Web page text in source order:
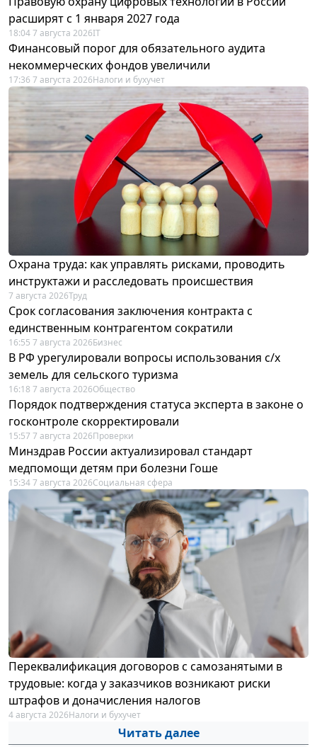
расширят с 1 января 2027 года
18:04 7 августа 2026IT
Финансовый порог для обязательного аудита
некоммерческих фондов увеличили
17:36 7 августа 2026Налоги и бухучет
Охрана труда: как управлять рисками, проводить
инструктажи и расследовать происшествия
7 августа 2026Труд
Срок согласования заключения контракта с
единственным контрагентом сократили
16:55 7 августа 2026Бизнес
В РФ урегулировали вопросы использования с/х
земель для сельского туризма
16:18 7 августа 2026Общество
Порядок подтверждения статуса эксперта в законе о
госконтроле скорректировали
15:57 7 августа 2026Проверки
Минздрав России актуализировал стандарт
медпомощи детям при болезни Гоше
15:34 7 августа 2026Социальная сфера
Переквалификация договоров с самозанятыми в
трудовые: когда у заказчиков возникают риски
штрафов и доначисления налогов
4 августа 2026Налоги и бухучет
Читать далее